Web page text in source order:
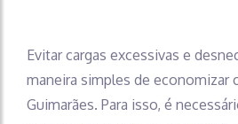
Evitar cargas excessivas e
maneira simples de economizar
Guimarães. Para isso, é